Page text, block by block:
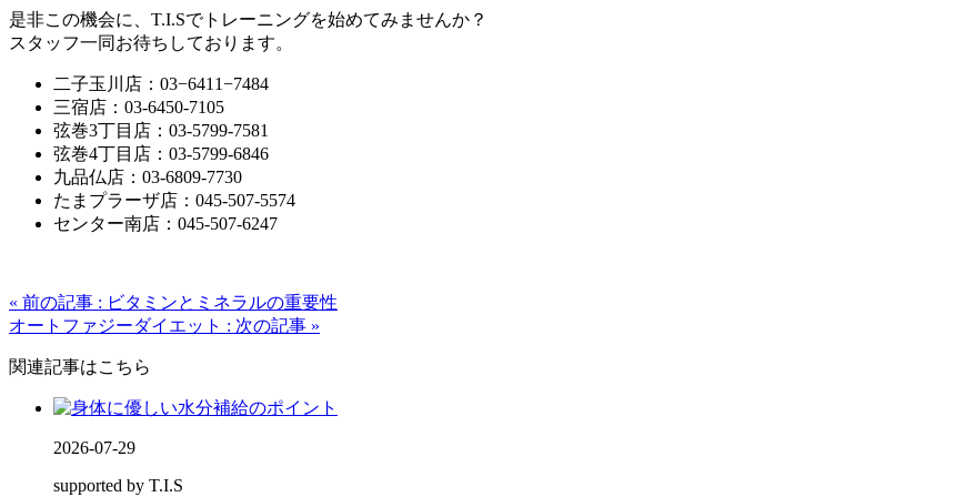
是非この機会に、T.I.Sでトレーニングを始めてみませんか？
スタッフ一同お待ちしております。
二子玉川店：03−6411−7484
三宿店：03-6450-7105
弦巻3丁目店：03-5799-7581
弦巻4丁目店：03-5799-6846
九品仏店：03-6809-7730
たまプラーザ店：045-507-5574
センター南店：045-507-6247
« 前の記事 : ビタミンとミネラルの重要性
オートファジーダイエット : 次の記事 »
関連記事はこちら
2026-07-29
supported by T.I.S